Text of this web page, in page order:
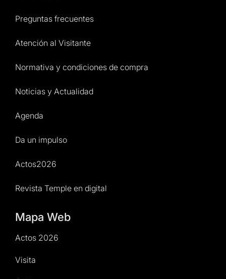
Preguntas frecuentes
Atención al Visitante
Normativa y condiciones de compra
Noticias y Actualidad
Agenda
Da un impulso
Actos2026
Revista Temple en digital
Mapa Web
Actos 2026
Visita